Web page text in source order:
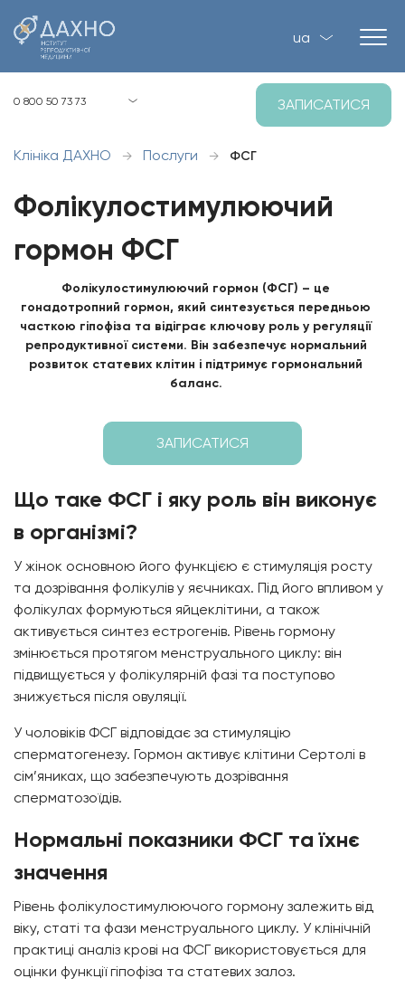
0 800 50 73 73
ua
ЗАПИСАТИСЯ
Клініка ДАХНО → Послуги → ФСГ
Фолікулостимулюючий
гормон ФСГ
Фолікулостимулюючий гормон (ФСГ) – це
гонадотропний гормон, який синтезується передньою
часткою гіпофіза та відіграє ключову роль у регуляції
репродуктивної системи. Він забезпечує нормальний
розвиток статевих клітин і підтримує гормональний
баланс.
ЗАПИСАТИСЯ
Що таке ФСГ і яку роль він виконує
в організмі?
У жінок основною його функцією є стимуляція росту
та дозрівання фолікулів у яєчниках. Під його впливом у
фолікулах формуються яйцеклітини, а також
активується синтез естрогенів. Рівень гормону
змінюється протягом менструального циклу: він
підвищується у фолікулярній фазі та поступово
знижується після овуляції.
У чоловіків ФСГ відповідає за стимуляцію
сперматогенезу. Гормон активує клітини Сертолі в
сім’яниках, що забезпечують дозрівання
сперматозоїдів.
Нормальні показники ФСГ та їхнє
значення
Рівень фолікулостимулюючого гормону залежить від
віку, статі та фази менструального циклу. У клінічній
практиці аналіз крові на ФСГ використовується для
оцінки функції гіпофіза та статевих залоз.